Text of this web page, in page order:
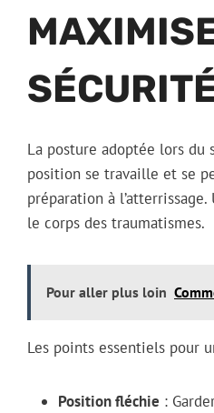
La posture adoptée lors
position se travaille et se
préparation à
le corps des traumatismes.
Pour aller plus loin
Les points essentiels pour
Position fléchie :